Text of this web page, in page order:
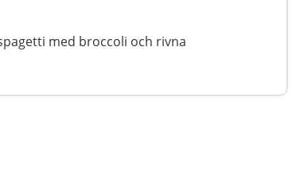
med broccoli och rivna